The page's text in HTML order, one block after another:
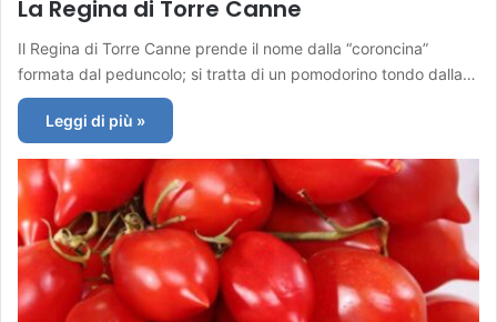
La Regina di Torre Canne
Il Regina di Torre Canne prende il nome dalla “coroncina”
formata dal peduncolo; si tratta di un pomodorino tondo dalla…
Leggi di più »